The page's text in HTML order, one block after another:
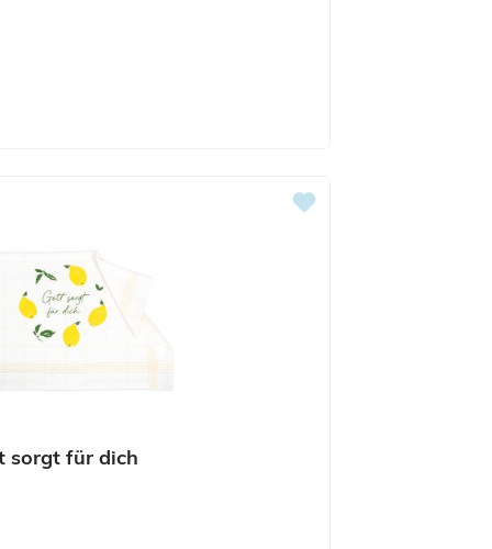
sorgt für dich